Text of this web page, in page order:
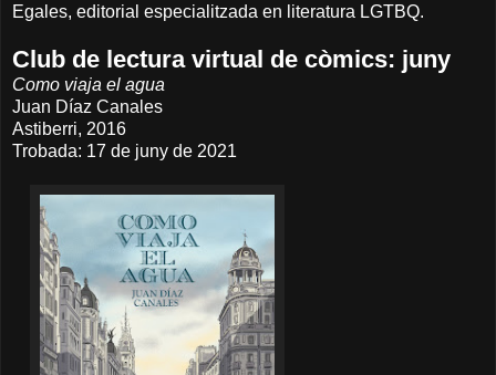
Egales, editorial especialitzada en literatura LGTBQ.
Club de lectura virtual de còmics: juny
Como viaja el agua
Juan Díaz Canales
Astiberri, 2016
Trobada: 17 de juny de 2021